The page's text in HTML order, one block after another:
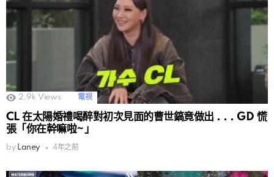
2.9k Views 電視
CL 在太陽婚禮喝醉對初次見面的曹世鎬竟做出 . . . GD 慌
張「你在幹嘛啦~」
by Laney 4年之前